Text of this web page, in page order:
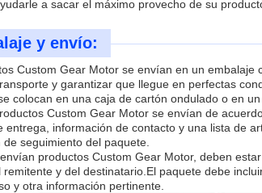
a sacar el máximo provecho de su
y envío:
Custom Gear Motor se envían en un
y garantizar que llegue en perfectas
colocan en una caja de cartón ondulado o en
Custom Gear Motor se envían de
entrega, información de contacto y una lista de
de seguimiento del paquete.
productos Custom Gear Motor, deben
remitente y del destinatario.El paquete debe
y otra información pertinente.